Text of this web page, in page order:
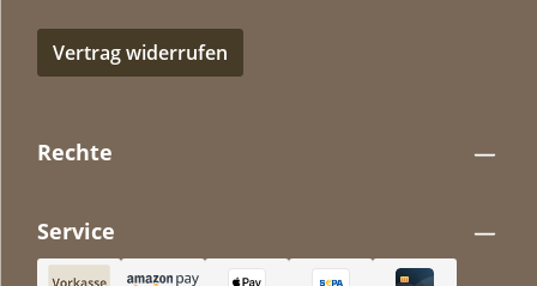
Vertrag widerrufen
Rechte
Service